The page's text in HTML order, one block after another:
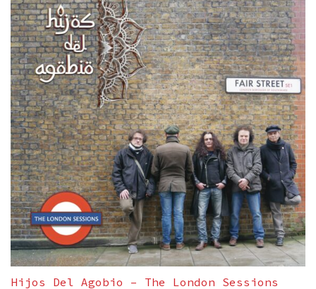
Hijos Del Agobio – The London Sessions